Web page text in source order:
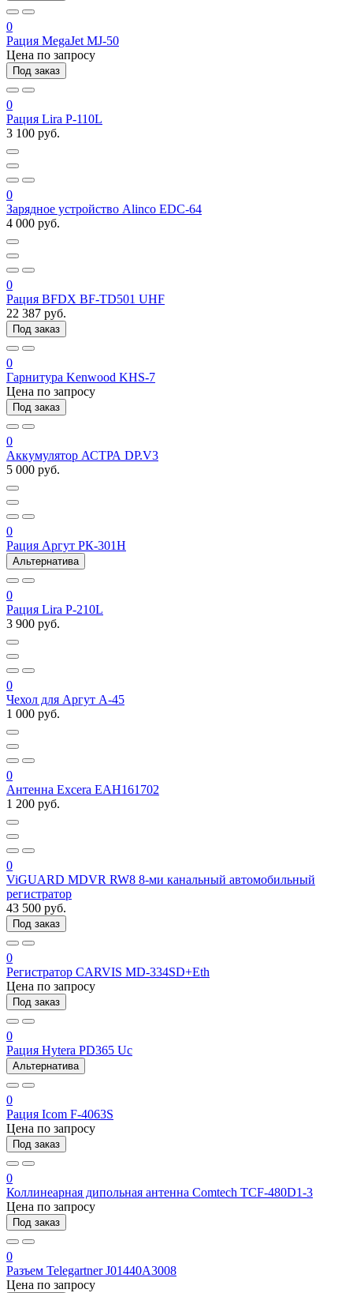
0
Рация MegaJet MJ-50
Цена по запросу
Под заказ
0
Рация Lira P-110L
3 100 руб.
0
Зарядное устройство Alinco EDC-64
4 000 руб.
0
Рация BFDX BF-TD501 UHF
22 387 руб.
Под заказ
0
Гарнитура Kenwood KHS-7
Цена по запросу
Под заказ
0
Аккумулятор АСТРА DP.V3
5 000 руб.
0
Рация Аргут РК-301Н
Альтернатива
0
Рация Lira P-210L
3 900 руб.
0
Чехол для Аргут А-45
1 000 руб.
0
Антенна Excera EAH161702
1 200 руб.
0
ViGUARD MDVR RW8 8-ми канальный автомобильный
регистратор
43 500 руб.
Под заказ
0
Регистратор CARVIS MD-334SD+Eth
Цена по запросу
Под заказ
0
Рация Hytera PD365 Uc
Альтернатива
0
Рация Icom F-4063S
Цена по запросу
Под заказ
0
Коллинеарная дипольная антенна Comtech TCF-480D1-3
Цена по запросу
Под заказ
0
Разъем Telegartner J01440A3008
Цена по запросу